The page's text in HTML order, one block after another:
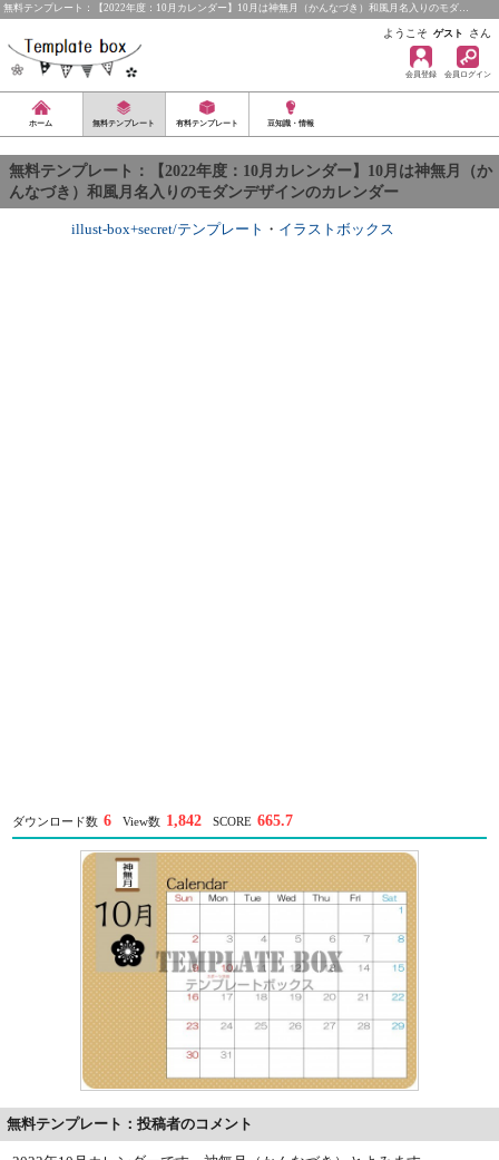
無料テンプレート：【2022年度：10月カレンダー】10月は神無月（かんなづき）和風月名入りのモダ…
ようこそ ゲスト さん
会員登録 会員ログイン
ホーム 無料テンプレート 有料テンプレート 豆知識・情報
無料テンプレート：【2022年度：10月カレンダー】10月は神無月（か
んなづき）和風月名入りのモダンデザインのカレンダー
illust-box+secret/テンプレート ・ イラストボックス
ダウンロード数 6 View数 1,842 SCORE 665.7
無料テンプレート：投稿者のコメント